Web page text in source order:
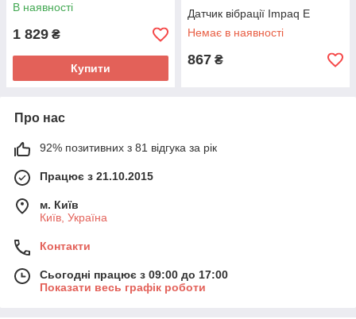
В наявності
1 829 ₴
Купити
Датчик вібрації Impaq E
Немає в наявності
867 ₴
Про нас
92% позитивних з 81 відгука за рік
Працює з 21.10.2015
м. Київ
Київ, Україна
Контакти
Сьогодні працює з 09:00 до 17:00
Показати весь графік роботи